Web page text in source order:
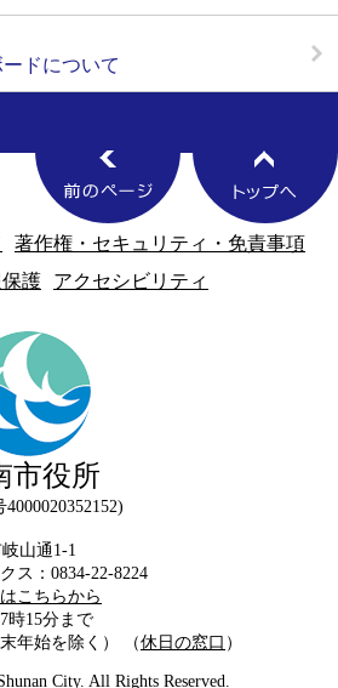
ドについて
著作権・セキュリティ・免責事項
護
アクセシビリティ
市役所
山通1-1
ス：0834-22-8224
こちらから
時15分まで
年始を除く） （休日の窓口 ）
City. All Rights Reserved.